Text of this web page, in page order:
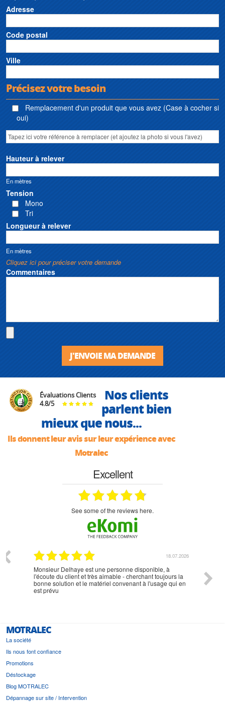
Adresse
Code postal
Ville
Précisez votre besoin
Remplacement d'un produit que vous avez (Case à cocher si
oui)
Hauteur à relever
En mètres
Tension
Mono
Tri
Longueur à relever
En mètres
Cliquez ici pour préciser votre demande
Commentaires
J'ENVOIE MA DEMANDE
Évaluations Clients
4.8/5
Nos clients
parlent bien
mieux que nous...
Ils donnent leur avis sur leur expérience avec
Motralec
Excellent
see some of the reviews here.
18.07.2026
Monsieur Delhaye est une personne disponible, à
l'écoute du client et très aimable - cherchant toujours la
bonne solution et le matériel convenant à l'usage qui en
est prévu
MOTRALEC
La société
Ils nous font confiance
Promotions
Déstockage
Blog MOTRALEC
Dépannage sur site / Intervention